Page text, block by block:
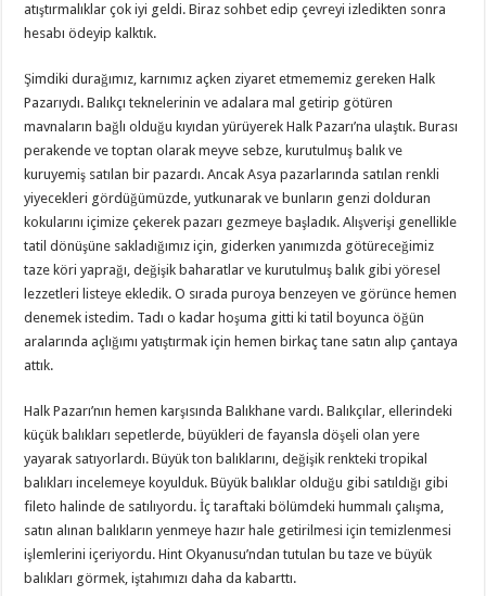
atıştırmalıklar çok iyi geldi. Biraz sohbet edip çevreyi izledikten sonra
hesabı ödeyip kalktık.
Şimdiki durağımız, karnımız açken ziyaret etmememiz gereken Halk
Pazarıydı. Balıkçı teknelerinin ve adalara mal getirip götüren
mavnaların bağlı olduğu kıyıdan yürüyerek Halk Pazarı’na ulaştık. Burası
perakende ve toptan olarak meyve sebze, kurutulmuş balık ve
kuruyemiş satılan bir pazardı. Ancak Asya pazarlarında satılan renkli
yiyecekleri gördüğümüzde, yutkunarak ve bunların genzi dolduran
kokularını içimize çekerek pazarı gezmeye başladık. Alışverişi genellikle
tatil dönüşüne sakladığımız için, giderken yanımızda götüreceğimiz
taze köri yaprağı, değişik baharatlar ve kurutulmuş balık gibi yöresel
lezzetleri listeye ekledik. O sırada puroya benzeyen ve görünce hemen
denemek istedim. Tadı o kadar hoşuma gitti ki tatil boyunca öğün
aralarında açlığımı yatıştırmak için hemen birkaç tane satın alıp çantaya
attık.
Halk Pazarı’nın hemen karşısında Balıkhane vardı. Balıkçılar, ellerindeki
küçük balıkları sepetlerde, büyükleri de fayansla döşeli olan yere
yayarak satıyorlardı. Büyük ton balıklarını, değişik renkteki tropikal
balıkları incelemeye koyulduk. Büyük balıklar olduğu gibi satıldığı gibi
fileto halinde de satılıyordu. İç taraftaki bölümdeki hummalı çalışma,
satın alınan balıkların yenmeye hazır hale getirilmesi için temizlenmesi
işlemlerini içeriyordu. Hint Okyanusu’ndan tutulan bu taze ve büyük
balıkları görmek, iştahımızı daha da kabarttı.